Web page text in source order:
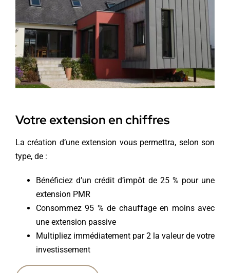
Votre extension en chiffres
La création d’une extension vous permettra, selon son
type, de :
Bénéficiez d’un crédit d’impôt de 25 % pour une
extension PMR
Consommez 95 % de chauffage en moins avec
une extension passive
Multipliez immédiatement par 2 la valeur de votre
investissement